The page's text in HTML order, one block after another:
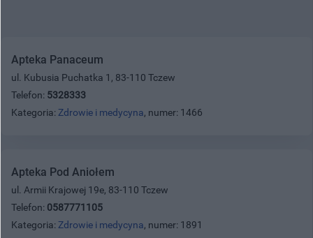
Apteka Panaceum
ul. Kubusia Puchatka 1, 83-110 Tczew
Telefon: 5328333
Kategoria: Zdrowie i medycyna, numer: 1466
Apteka Pod Aniołem
ul. Armii Krajowej 19e, 83-110 Tczew
Telefon: 0587771105
Kategoria: Zdrowie i medycyna, numer: 1891